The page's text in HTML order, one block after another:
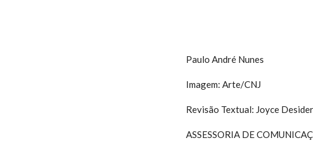
Paulo André Nunes
Imagem: Arte/CNJ
Revisão Textual: Joyce
ASSESSORIA DE